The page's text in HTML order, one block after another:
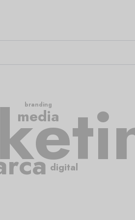
media
digital
branding